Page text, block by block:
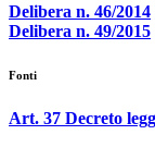
Delibera n. 46/2014
Delibera n. 49/2015
Fonti
Art. 37 Decreto